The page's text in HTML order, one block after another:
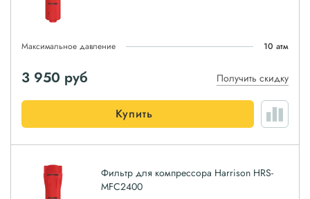
Максимальное давление 10 атм
3 950 руб Получить скидку
Купить
Фильтр для компрессора Harrison HRS-
MFC2400